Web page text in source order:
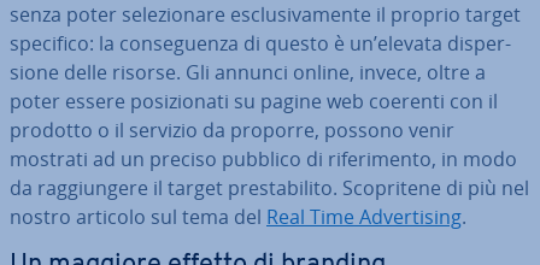
senza poter se­le­zio­na­re esclu­si­va­men­te il proprio target
specifico: la con­se­guen­za di questo è un’elevata di­sper­
sio­ne delle risorse. Gli annunci online, invece, oltre a
poter essere po­si­zio­na­ti su pagine web coerenti con il
prodotto o il servizio da proporre, possono venir
mostrati ad un preciso pubblico di ri­fe­ri­men­to, in modo
da rag­giun­ge­re il target pre­sta­bi­li­to. Sco­pri­te­ne di più nel
nostro articolo sul tema del Real Time Ad­ver­ti­sing.